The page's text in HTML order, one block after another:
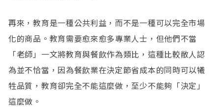
再來，教育是一種公共利益，而不是一種可以完全市場
化的商品。​教育需要愈來愈多專業人士，但他們不當
「老師」​一文將教育與餐飲作為類比，這種比較敝人認
為並不恰當，因為餐飲業在決定節省成本的同時可以犧
牲品質，教育卻完全不能這麼做，至少不能夠「決定」
這麼做。